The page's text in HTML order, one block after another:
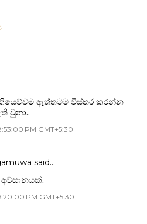
ඇත්තටම විස්තර කරන්න
වුනා..
PM GMT+5:30
said…
අවසානයක්.
PM GMT+5:30